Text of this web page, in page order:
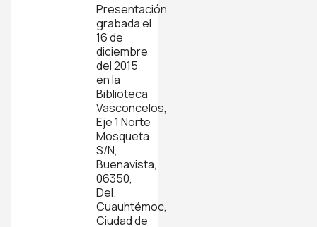
Presentación
grabada el
16 de
diciembre
del 2015
en la
Biblioteca
Vasconcelos,
Eje 1 Norte
Mosqueta
S/N,
Buenavista,
06350,
Del.
Cuauhtémoc,
Ciudad de